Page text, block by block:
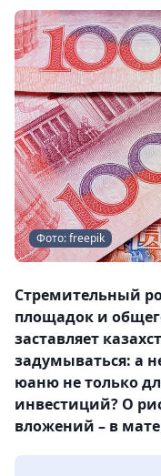
Фото: freepik
Стремительный
площадок и
заставляет
задумываться: а
юаню не только
инвестиций? О
вложений – в